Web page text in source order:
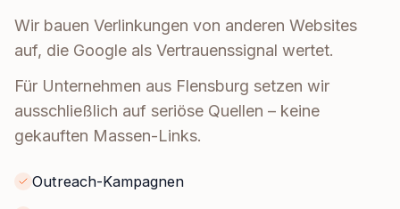
Wir bauen Verlinkungen von anderen Websites
auf, die Google als Vertrauenssignal wertet.
Für Unternehmen aus Flensburg setzen wir
ausschließlich auf seriöse Quellen – keine
gekauften Massen-Links.
Outreach-Kampagnen